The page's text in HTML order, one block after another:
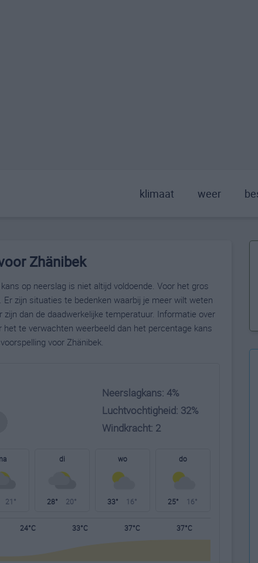
klimaat weer
Zhänibek
op neerslag is niet altijd voldoende. Voor het gros
zijn situaties te bedenken waarbij je meer wilt weten
dan de daadwerkelijke temperatuur. Informatie over
te verwachten weerbeeld dan het percentage kans
voor Zhänibek.
Neerslagkans: 4%
Luchtvochtigheid: 32%
Windkracht: 2
21°
di
28° 20°
wo
33° 16°
do
25° 16°
24°C 33°C 37°C 37°C